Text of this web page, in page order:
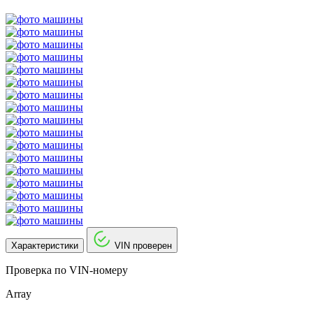
Характеристики VIN проверен
Проверка по VIN-номеру
Array